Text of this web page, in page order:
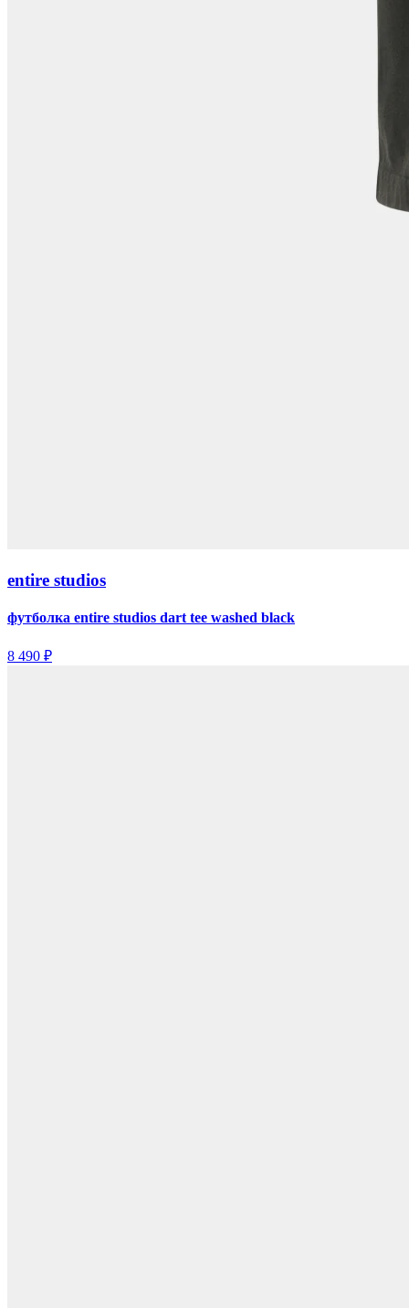
entire studios
футболка entire studios dart tee washed black
8 490 ₽